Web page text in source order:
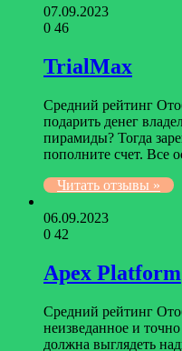
07.09.2023
0 46
TrialMax
Средний рейтинг
подарить денег
пирамиды? Тогда
пополните счет. Все
Читать отзывы »
06.09.2023
0 42
Apex Platform
Средний рейтинг
неизведанное и
должна выглядеть